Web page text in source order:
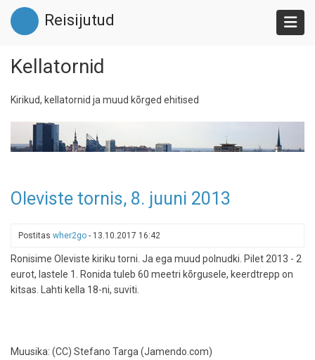
Liigu
edasi
põhisisu
Reisijutud
Kellatornid
Kirikud, kellatornid ja muud kõrged ehitised
Oleviste tornis, 8. juuni 2013
Postitas wher2go - 13.10.2017 16:42
Ronisime Oleviste kiriku torni. Ja ega muud polnudki. Pilet 2013 - 2
eurot, lastele 1. Ronida tuleb 60 meetri kõrgusele, keerdtrepp on
kitsas. Lahti kella 18-ni, suviti.
Muusika: (CC) Stefano Targa (Jamendo.com)